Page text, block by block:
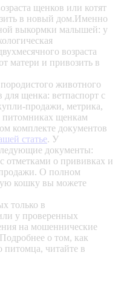
щенков или котят
в новый дом.Именно
выкормки малышей: у
возраста
матери и привозить в
животного
щенка: ветпаспорт с
продажи, метрика,
питомниках щенкам
комплекте документов
статье. У
документы:
отметками о прививках и
О полном
кошку вы можете
только в
у проверенных
на мошеннические
Подробнее о том, как
питомца, читайте в